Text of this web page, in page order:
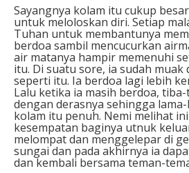
Sayangnya kolam itu cukup
untuk meloloskan diri. Setiap
Tuhan untuk membantunya
berdoa sambil mencucurkan
air matanya hampir memenuhi
itu. Di suatu sore, ia sudah muak
seperti itu. Ia berdoa lagi lebih
Lalu ketika ia masih berdoa,
dengan derasnya sehingga
kolam itu penuh. Nemi melihat
kesempatan baginya utnuk
melompat dan menggelepar di
sungai dan pada akhirnya ia
dan kembali bersama teman-